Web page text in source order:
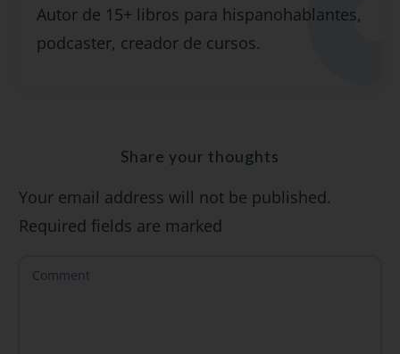
gratuitas por semana, además de la guía
"7 errores comunes al hablar inglés (y
SÍ, QUIERO
Autor de 15+ libros para hispanohablantes,
podcaster, creador de cursos.
Share your thoughts
Your email address will not be published.
Required fields are marked